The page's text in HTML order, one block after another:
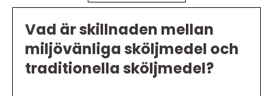
Vad är skillnaden mellan
miljövänliga sköljmedel och
traditionella sköljmedel?